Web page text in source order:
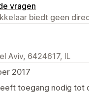
vragen
biedt geen
Aviv, 6424617, IL
2017
toegang nodig